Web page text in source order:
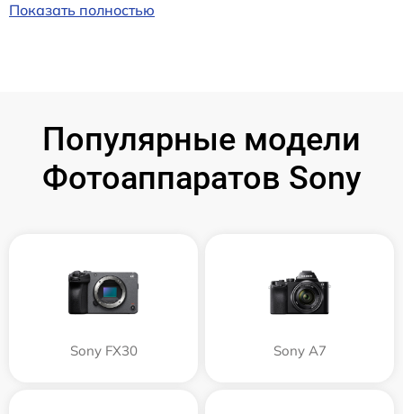
Показать полностью
Популярные модели
Фотоаппаратов Sony
Sony FX30 Sony A7